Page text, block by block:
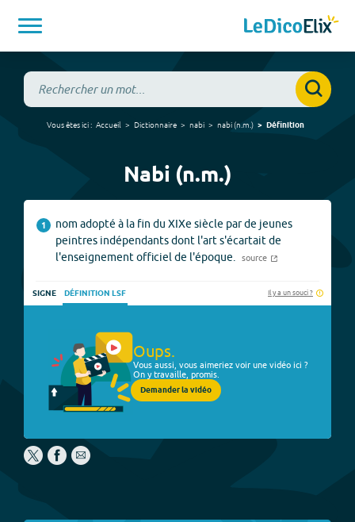
Vous êtes ici : Accueil Dictionnaire nabi nabi(n.m. ) Définition
Nabi (n.m.)
1
nom adopté à la fin du XIXe siècle par de jeunes
peintres indépendants dont l'art s'écartait de
l'enseignement officiel de l'époque.
source
SIGNE DÉFINITION LSF Il y a un souci ?
Oups.
Vous aussi, vous aimeriez voir une vidéo ici ?
On y travaille, promis.
Demander la vidéo